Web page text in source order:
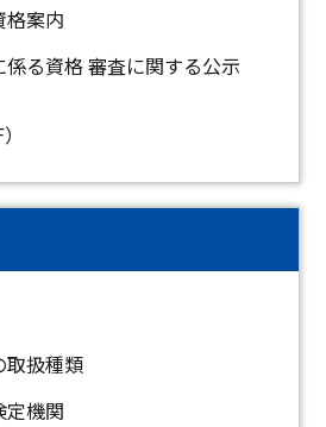
格案内
る資格 審査に関する公示
取扱種類
定機関